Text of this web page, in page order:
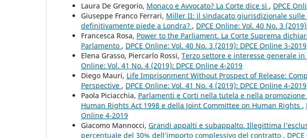
Laura De Gregorio, Monaco e Avvocato? La Corte dice sì , DPCE
Giuseppe Franco Ferrari, Miller II: il sindacato giurisdizionale
definitivamente piede a Londra? , DPCE Online: Vol. 40 No. 3
Francesca Rosa, Power to the Parliament. La Corte Suprema
Parlamento , DPCE Online: Vol. 40 No. 3 (2019): DPCE Online 3-2019
Elena Grasso, Piercarlo Rossi, Terzo settore e interesse generale
Online: Vol. 41 No. 4 (2019): DPCE Online 4-2019
Diego Mauri, Life Imprisonment Without Prospect of Release:
Perspective , DPCE Online: Vol. 41 No. 4 (2019): DPCE Online 4-2019
Paola Piciacchia, Parlamenti e Corti nella tutela e nella
Human Rights Act 1998 e della Joint Committee on Human Rights ,
Online 4-2019
Giacomo Mannocci, Grandi appalti e subappalto. Illegittima
percentuale del 30% dell’importo complessivo del contratto ,